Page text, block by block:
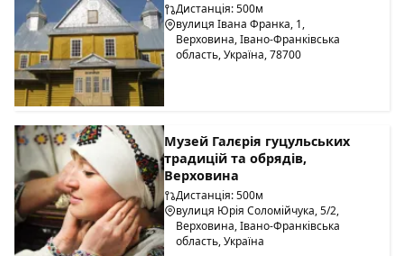
Дистанція: 500м
вулиця Івана Франка, 1,
Верховина, Івано-Франківська
область, Україна, 78700
Музей Галєрія гуцульських
традицій та обрядів,
Верховина
Дистанція: 500м
вулиця Юрія Соломійчука, 5/2,
Верховина, Івано-Франківська
область, Україна